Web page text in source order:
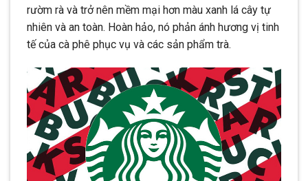
rườm rà và trở nên mềm mại hơn màu xanh lá cây tự
nhiên và an toàn. Hoàn hảo, nó phản ánh hương vị tinh
tế của cà phê phục vụ và các sản phẩm trà.